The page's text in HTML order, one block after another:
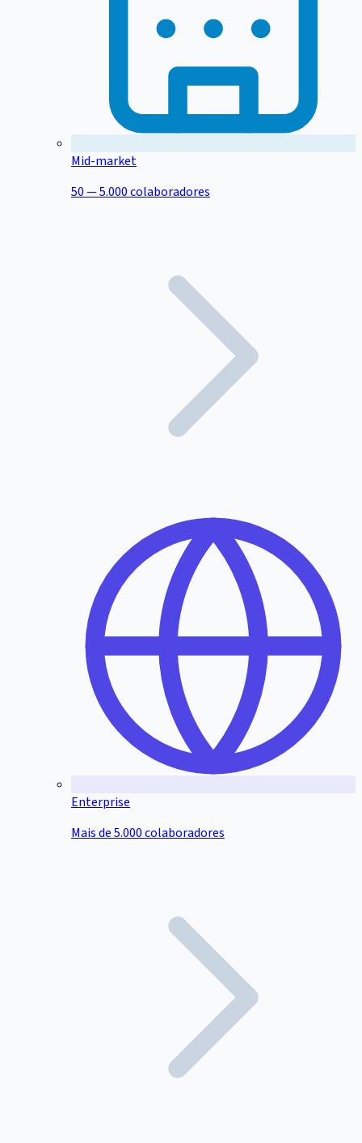
Mid-market
50 — 5.000 colaboradores
Enterprise
Mais de 5.000 colaboradores